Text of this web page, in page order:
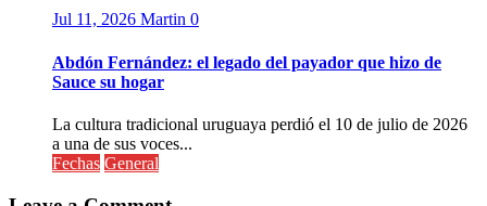
Jul 11, 2026 Martin 0
Abdón Fernández: el legado del payador que hizo de
Sauce su hogar
La cultura tradicional uruguaya perdió el 10 de julio de 2026
a una de sus voces...
Fechas General